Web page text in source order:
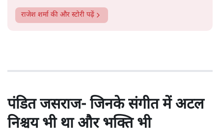
राजेश शर्मा की और स्टोरी पढ़ें
पंडित जसराज- जिनके संगीत में अटल
निश्चय भी था और भक्ति भी